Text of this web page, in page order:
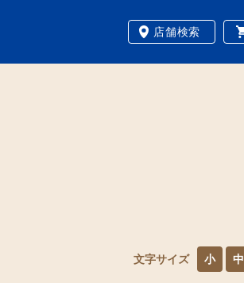
店舗検索
文字サイズ 小 中